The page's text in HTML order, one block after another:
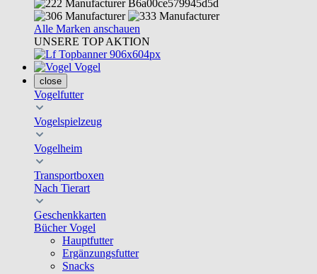
Alle Marken anschauen
UNSERE TOP AKTION
Vogel
close
Vogelfutter
Vogelspielzeug
Vogelheim
Transportboxen
Nach Tierart
Geschenkkarten
Bücher Vogel
Hauptfutter
Ergänzungsfutter
Snacks